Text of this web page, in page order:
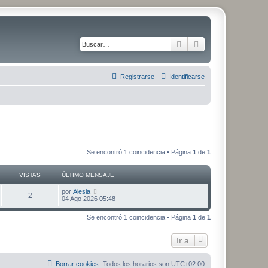
Buscar
Identificarse
Registrarse
Se encontró 1 coincidencia • Página 1 de 1
VISTAS ÚLTIMO MENSAJE
2V
i
Ú
l
i
s
a
por Alesia
04 Ago 2026 05:48
Se encontró 1 coincidencia • Página 1 de 1
Ir a
Todos los horarios son UTC+02:00
Borrar cookies